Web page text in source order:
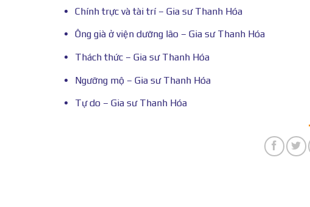
Chính trực và tài trí – Gia sư Thanh Hóa
Ông già ở viện dưỡng lão – Gia sư Thanh Hóa
Thách thức – Gia sư Thanh Hóa
Ngưỡng mộ – Gia sư Thanh Hóa
Tự do – Gia sư Thanh Hóa